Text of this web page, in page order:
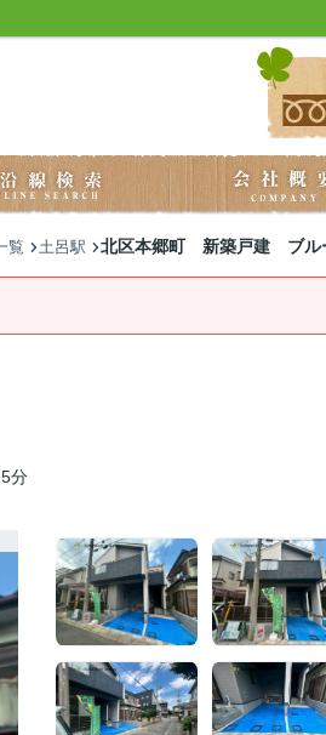
覧 土呂駅 北区本郷町 新築戸建 ブル
分